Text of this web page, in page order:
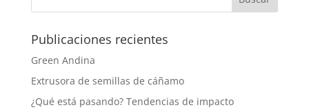
Publicaciones recientes
Green Andina
Extrusora de semillas de cáñamo
¿Qué está pasando? Tendencias de impacto